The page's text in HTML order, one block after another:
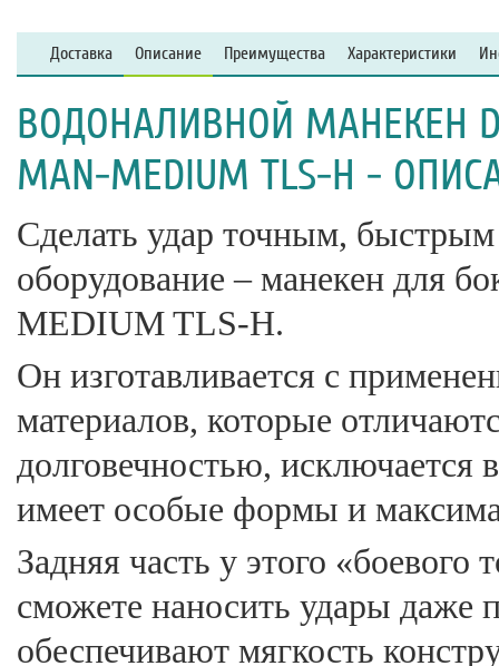
Доставка Описание Преимущества Характеристики
ВОДОНАЛИВНОЙ МАНЕКЕН DFC
MAN-MEDIUM TLS-H -
Сделать удар точным,
оборудование – манекен для
MEDIUM TLS-H.
Он изготавливается с
материалов, которые
долговечностью,
имеет особые формы и
Задняя часть у этого
сможете наносить удары даже
обеспечивают мягкость